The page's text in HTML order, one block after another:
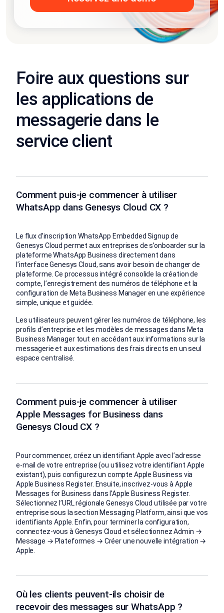
Foire aux questions sur
les applications de
messagerie dans le
service client
Comment puis-je commencer à utiliser
WhatsApp dans Genesys Cloud CX ?
Le flux d’inscription WhatsApp Embedded Signup de
Genesys Cloud permet aux entreprises de s’onboarder sur la
plateforme WhatsApp Business directement dans
l’interface Genesys Cloud, sans avoir besoin de changer de
plateforme. Ce processus intégré consolide la création de
compte, l’enregistrement des numéros de téléphone et la
configuration de Meta Business Manager en une expérience
simple, unique et guidée.
Les utilisateurs peuvent gérer les numéros de téléphone, les
profils d’entreprise et les modèles de messages dans Meta
Business Manager tout en accédant aux informations sur la
messagerie et aux estimations des frais directs en un seul
espace centralisé.
Comment puis-je commencer à utiliser
Apple Messages for Business dans
Genesys Cloud CX ?
Pour commencer, créez un identifiant Apple avec l’adresse
e-mail de votre entreprise (ou utilisez votre identifiant Apple
existant), puis configurez un compte Apple Business via
Apple Business Register. Ensuite, inscrivez-vous à Apple
Messages for Business dans l’Apple Business Register.
Sélectionnez l’URL régionale Genesys Cloud utilisée par votre
entreprise sous la section Messaging Platform, ainsi que vos
identifiants Apple. Enfin, pour terminer la configuration,
connectez-vous à Genesys Cloud et sélectionnez Admin →
Message → Plateformes → Créer une nouvelle intégration →
Apple.
Où les clients peuvent-ils choisir de
recevoir des messages sur WhatsApp ?